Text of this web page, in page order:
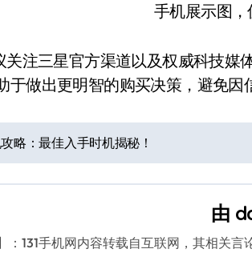
手机展示图
注三星官方渠道以及权威科技媒
于做出更明智的购买决策，避免因
略：最佳入手时机揭秘！
由
：131手机网内容转载自互联网，其相关